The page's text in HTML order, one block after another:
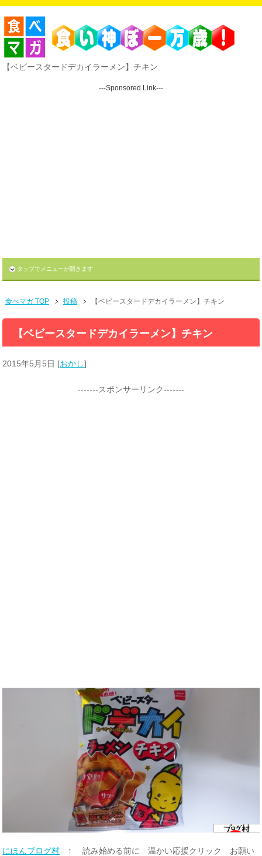
【ベビースタードデカイラーメン】チキン
---Sponsored Link---
タップでメニューが開きます
食べマガ TOP 投稿 【ベビースタードデカイラーメン】チキン
【ベビースタードデカイラーメン】チキン
2015年5月5日 [おかし]
-------スポンサーリンク-------
にほんブログ村 ↑ 読み始める前に 温かい応援クリック お願い